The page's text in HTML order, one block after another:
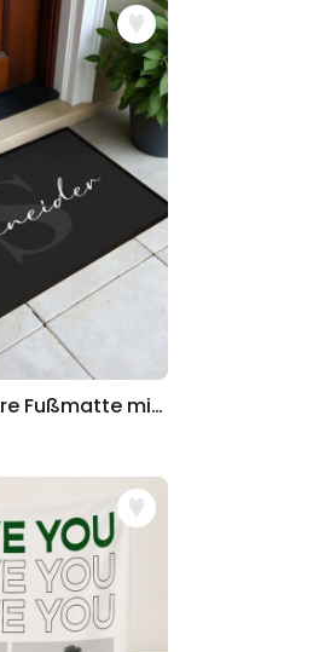
Personalisierbare Fußmatte mit Monogramm